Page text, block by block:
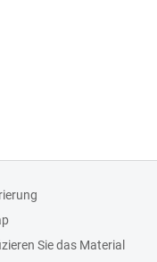
Sie das Material